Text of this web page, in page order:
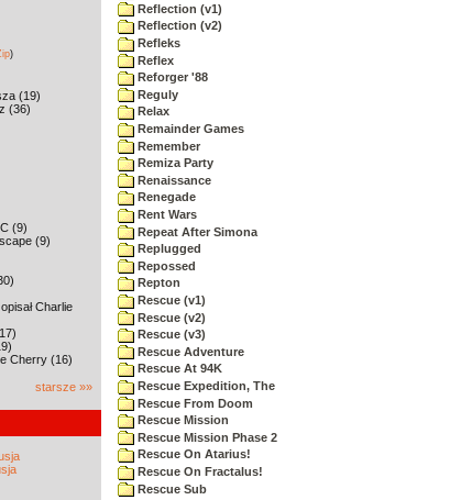
)
(19)
(36)
(9)
(9)
opisał Charlie
Cherry (16)
starsze »»
Reflection (v1)
Reflection (v2)
Refleks
Reflex
Reforger '88
Reguly
Relax
Remainder Games
Remember
Remiza Party
Renaissance
Renegade
Rent Wars
Repeat After Simona
Replugged
Repossed
Repton
Rescue (v1)
Rescue (v2)
Rescue (v3)
Rescue Adventure
Rescue At 94K
Rescue Expedition, The
Rescue From Doom
Rescue Mission
Rescue Mission Phase 2
Rescue On Atarius!
Rescue On Fractalus!
Rescue Sub